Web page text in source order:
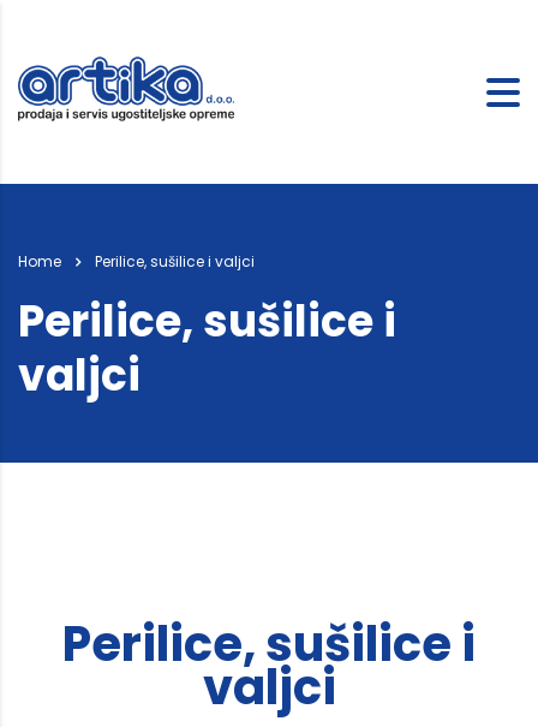
Home Perilice, sušilice i valjci
Perilice, sušilice i
valjci
Perilice, sušilice i
valjci